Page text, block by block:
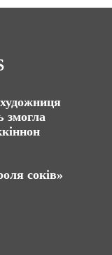
змогла
соків»